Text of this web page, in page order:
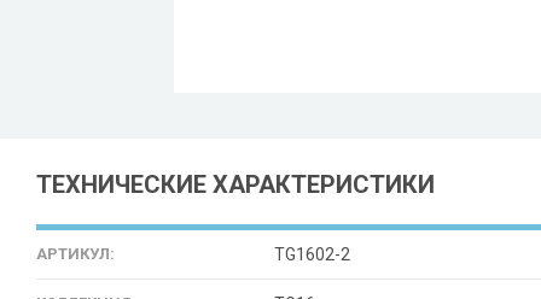
ТЕХНИЧЕСКИЕ ХАРАКТЕРИСТИКИ
АРТИКУЛ: TG1602-2